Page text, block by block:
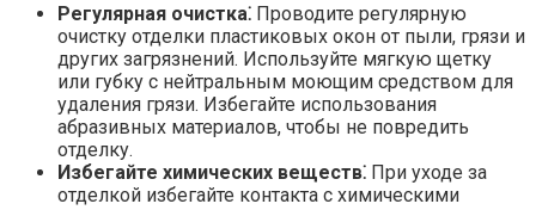
Регулярная очистка⁚ Проводите регулярную
очистку отделки пластиковых окон от пыли, грязи и
других загрязнений. Используйте мягкую щетку
или губку с нейтральным моющим средством для
удаления грязи.​ Избегайте использования
абразивных материалов, чтобы не повредить
отделку.​
Избегайте химических веществ⁚ При уходе за
отделкой избегайте контакта с химическими